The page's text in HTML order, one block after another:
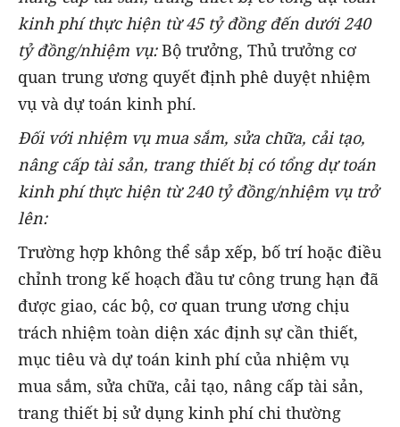
kinh phí thực hiện từ 45 tỷ đồng đến dưới 240
tỷ đồng/nhiệm vụ:Bộ trưởng, Thủ trưởng cơ
quan trung ương quyết định phê duyệt nhiệm
vụ và dự toán kinh phí.
Đối với nhiệm vụ mua sắm, sửa chữa, cải tạo,
nâng cấp tài sản, trang thiết bị có tổng dự toán
kinh phí thực hiện từ 240 tỷ đồng/nhiệm vụ trở
lên:
Trường hợp không thể sắp xếp, bố trí hoặc điều
chỉnh trong kế hoạch đầu tư công trung hạn đã
được giao, các bộ, cơ quan trung ương chịu
trách nhiệm toàn diện xác định sự cần thiết,
mục tiêu và dự toán kinh phí của nhiệm vụ
mua sắm, sửa chữa, cải tạo, nâng cấp tài sản,
trang thiết bị sử dụng kinh phí chi thường